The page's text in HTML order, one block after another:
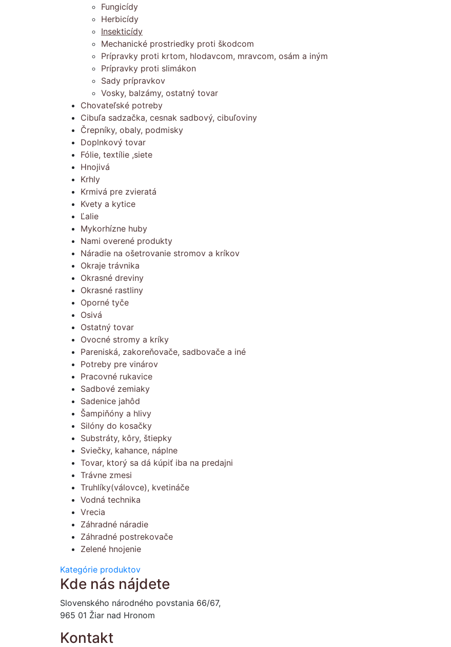
Fungicídy
Herbicídy
Insekticídy
Mechanické prostriedky proti škodcom
Prípravky proti krtom, hlodavcom, mravcom, osám a iným
Prípravky proti slimákon
Sady prípravkov
Vosky, balzámy, ostatný tovar
Chovateľské potreby
Cibuľa sadzačka, cesnak sadbový, cibuľoviny
Črepníky, obaly, podmisky
Doplnkový tovar
Fólie, textílie ,siete
Hnojivá
Krhly
Krmivá pre zvieratá
Kvety a kytice
Ľalie
Mykorhízne huby
Nami overené produkty
Náradie na ošetrovanie stromov a kríkov
Okraje trávnika
Okrasné dreviny
Okrasné rastliny
Oporné tyče
Osivá
Ostatný tovar
Ovocné stromy a kríky
Pareniská, zakoreňovače, sadbovače a iné
Potreby pre vinárov
Pracovné rukavice
Sadbové zemiaky
Sadenice jahôd
Šampiňóny a hlivy
Silóny do kosačky
Substráty, kôry, štiepky
Sviečky, kahance, náplne
Tovar, ktorý sa dá kúpiť iba na predajni
Trávne zmesi
Truhlíky(válovce), kvetináče
Vodná technika
Vrecia
Záhradné náradie
Záhradné postrekovače
Zelené hnojenie
Kategórie produktov
Kde nás nájdete
Slovenského národného povstania 66/67,
965 01 Žiar nad Hronom
Kontakt